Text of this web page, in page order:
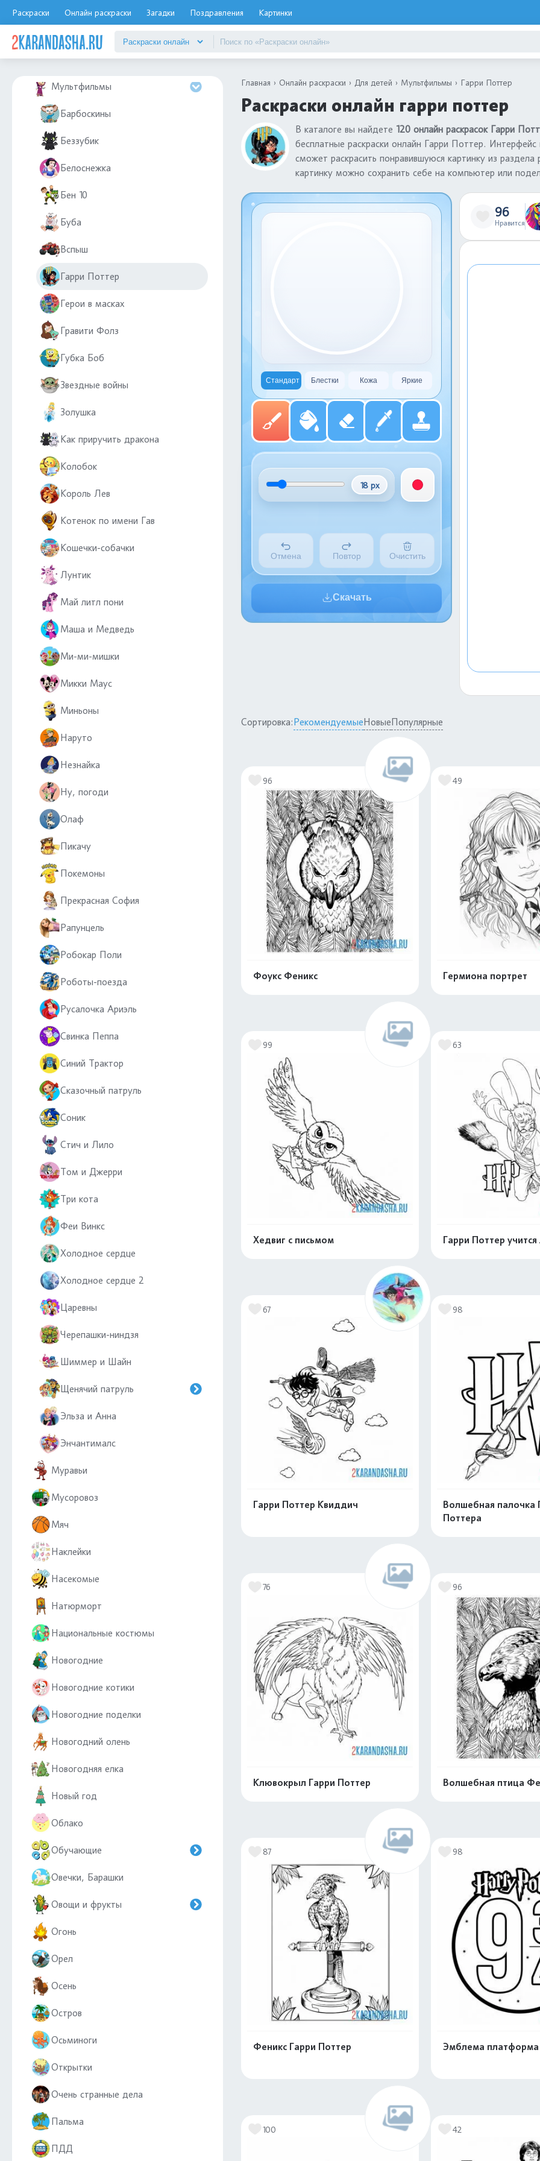
Раскраски Онлайн раскраски Загадки Поздравления Картинки
Мотоциклы
Мультфильмы
Барбоскины
Беззубик
Белоснежка
Бен 10
Буба
Вспыш
Гарри Поттер
Герои в масках
Гравити Фолз
Губка Боб
Звездные войны
Золушка
Как приручить дракона
Колобок
Король Лев
Котенок по имени Гав
Кошечки-собачки
Лунтик
Май литл пони
Маша и Медведь
Ми-ми-мишки
Микки Маус
Миньоны
Наруто
Незнайка
Ну, погоди
Олаф
Пикачу
Покемоны
Прекрасная София
Рапунцель
Робокар Поли
Роботы-поезда
Русалочка Ариэль
Свинка Пеппа
Синий Трактор
Сказочный патруль
Соник
Стич и Лило
Том и Джерри
Три кота
Феи Винкс
Холодное сердце
Холодное сердце 2
Царевны
Черепашки-ниндзя
Шиммер и Шайн
Щенячий патруль
Эльза и Анна
Энчантималс
Муравьи
Мусоровоз
Мяч
Наклейки
Насекомые
Натюрморт
Национальные костюмы
Новогодние
Новогодние котики
Новогодние поделки
Новогодний олень
Новогодняя елка
Новый год
Облако
Обучающие
Овечки, Барашки
Овощи и фрукты
Огонь
Орел
Осень
Остров
Осьминоги
Открытки
Очень странные дела
Пальма
ПДД
Главная Онлайн раскраски Для детей Мультфильмы Гарри Поттер
Раскраски онлайн гарри поттер
В каталоге вы найдете 120 онлайн раскрасок Гарри
бесплатные раскраски онлайн Гарри Поттер.
сможет раскрасить понравившуюся картинку из
картинку можно сохранить себе на компьютер или
Стандарт Блестки Кожа Яркие
18 px
Отмена Повтор Очистить
Скачать
96
Нравится
Сортировка:РекомендуемыеНовыеПопулярные
96
Фоукс Феникс
49
Гермиона портрет
99
Хедвиг с письмом
63
Гарри Поттер учится
67
Гарри Поттер Квиддич
98
Волшебная палочка
Поттера
76
Клювокрыл Гарри Поттер
96
Волшебная птица
87
Феникс Гарри Поттер
98
Эмблема
100 42